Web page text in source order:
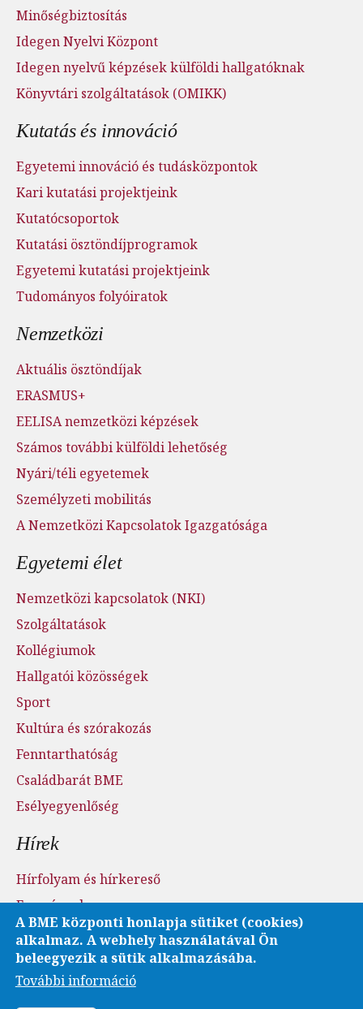
Minőségbiztosítás
Idegen Nyelvi Központ
Idegen nyelvű képzések külföldi hallgatóknak
Könyvtári szolgáltatások (OMIKK)
Kutatás és innováció
Egyetemi innováció és tudásközpontok
Kari kutatási projektjeink
Kutatócsoportok
Kutatási ösztöndíjprogramok
Egyetemi kutatási projektjeink
Tudományos folyóiratok
Nemzetközi
Aktuális ösztöndíjak
ERASMUS+
EELISA nemzetközi képzések
Számos további külföldi lehetőség
Nyári/téli egyetemek
Személyzeti mobilitás
A Nemzetközi Kapcsolatok Igazgatósága
Egyetemi élet
Nemzetközi kapcsolatok (NKI)
Szolgáltatások
Kollégiumok
Hallgatói közösségek
Sport
Kultúra és szórakozás
Fenntarthatóság
Családbarát BME
Esélyegyenlőség
Hírek
Hírfolyam és hírkereső
Események
Sajtószoba - sajtófigyelés
Karrier és pályázatok
Fotó- és videótár
A BME központi honlapja sütiket (cookies)
alkalmaz. A webhely használatával Ön
beleegyezik a sütik alkalmazásába.
További információ